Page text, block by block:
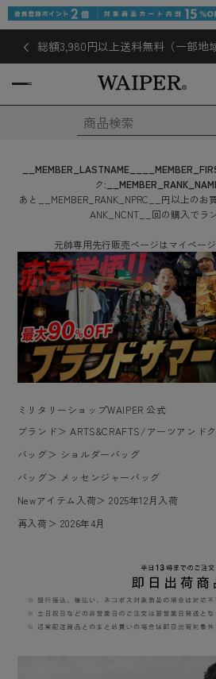
総額3,980円以上送料無料（一部地
__MEMBER_LASTNAME__
ク:
あと
__MEMBER_RANK_NPRC__ 円以上のお
ANK_NCNT__ 回の購入でラ
元帥専用先行販売ページはマイペー
ミリタリーショップWAIPER 公式
ブランド＞ARTS&CRAFTS/アーツアンド
バッグ＞ ショルダーバッグ
バッグ＞ メッセンジャーバッグ
Newアイテム入荷＞2025年12月入荷
再入荷＞ 2026年4月